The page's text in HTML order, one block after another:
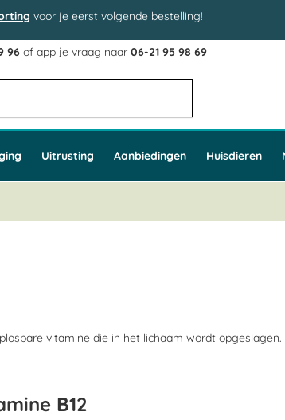
voor je eerst volgende bestelling!
96 of app je vraag naar06-21 95 98 69
Uitrusting Aanbiedingen Huisdieren
vitamine die in het lichaam wordt
B12